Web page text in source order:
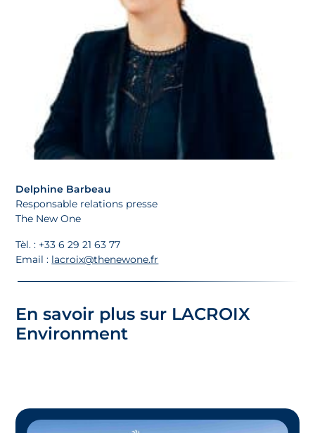
Delphine Barbeau
Responsable relations presse
The New One
Tèl. : +33 6 29 21 63 77
Email : lacroix@thenewone.fr
En savoir plus sur LACROIX
Environment